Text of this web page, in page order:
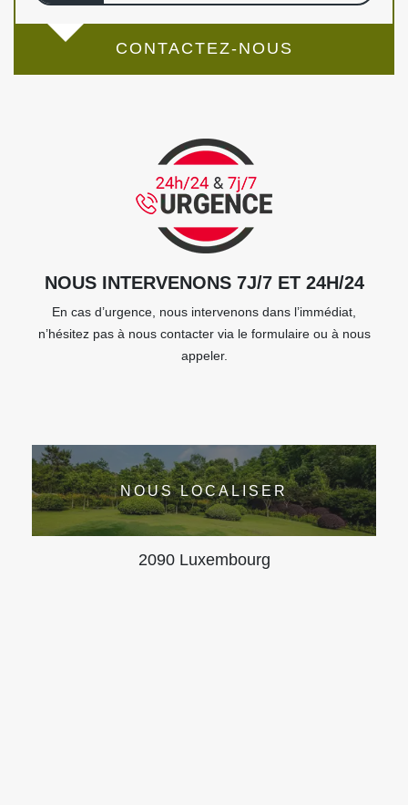
CONTACTEZ-NOUS
NOUS INTERVENONS 7J/7 ET 24H/24
En cas d’urgence, nous intervenons dans l’immédiat,
n’hésitez pas à nous contacter via le formulaire ou à nous
appeler.
NOUS LOCALISER
2090 Luxembourg